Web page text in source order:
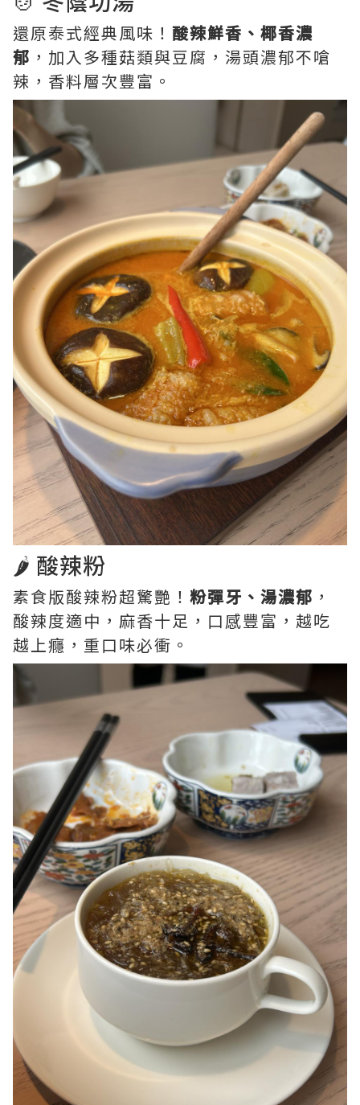
還原泰式經典風味！ 酸辣鮮香、椰香濃
郁 ，加入多種菇類與豆腐，湯頭濃郁不嗆
辣，香料層次豐富。
🌶️ 酸辣粉
素食版酸辣粉超驚艷！ 粉彈牙、湯濃郁 ，
酸辣度適中，麻香十足，口感豐富，越吃
越上癮，重口味必衝。